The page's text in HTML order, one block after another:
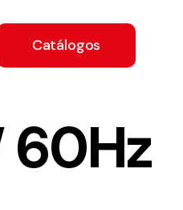
Catálogos
60Hz